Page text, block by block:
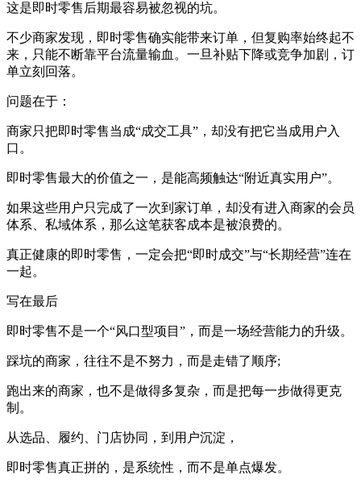
这是即时零售后期最容易被忽视的坑。
不少商家发现，即时零售确实能带来订单，但复购率始终起不
来，只能不断靠平台流量输血。一旦补贴下降或竞争加剧，订
单立刻回落。
问题在于：
商家只把即时零售当成“成交工具”，却没有把它当成用户入
口。
即时零售最大的价值之一，是能高频触达“附近真实用户”。
如果这些用户只完成了一次到家订单，却没有进入商家的会员
体系、私域体系，那么这笔获客成本是被浪费的。
真正健康的即时零售，一定会把“即时成交”与“长期经营”连在
一起。
写在最后
即时零售不是一个“风口型项目”，而是一场经营能力的升级。
踩坑的商家，往往不是不努力，而是走错了顺序;
跑出来的商家，也不是做得多复杂，而是把每一步做得更克
制。
从选品、履约、门店协同，到用户沉淀，
即时零售真正拼的，是系统性，而不是单点爆发。